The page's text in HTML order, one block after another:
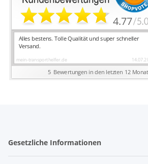
Gesetzliche Informationen